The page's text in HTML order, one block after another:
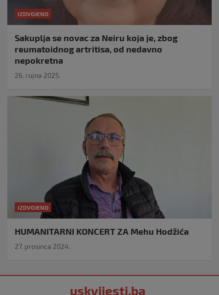
IZDVOJENO
Sakuplja se novac za Neiru koja je, zbog
reumatoidnog artritisa, od nedavno
nepokretna
26. rujna 2025.
IZDVOJENO
HUMANITARNI KONCERT ZA Mehu Hodžića
27. prosinca 2024.
uskvijesti.ba